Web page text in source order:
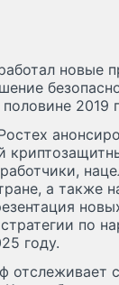
новые
2019
а также
по
году.
отслеживает